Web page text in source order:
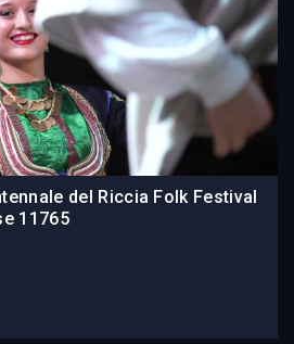
del Riccia Folk Festival
11765